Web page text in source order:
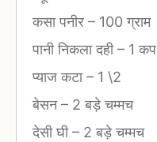
कसा पनीर – 100 ग्राम
पानी निकला दही– 1 कप
प्याज कटा– 1 \2
बेसन– 2 बड़े चम्मच
देसी घी– 2 बड़े चम्मच